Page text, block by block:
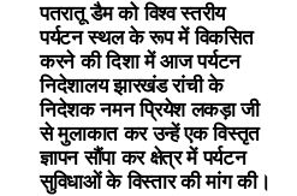
पतरातू डैम को विश्व स्तरीय
पर्यटन स्थल के रूप में विकसित
करने की दिशा में आज पर्यटन
निदेशालय झारखंड रांची के
निदेशक नमन प्रियेश लकड़ा जी
से मुलाकात कर उन्हें एक विस्तृत
ज्ञापन सौंपा कर क्षेत्र में पर्यटन
सुविधाओं के विस्तार की मांग की।